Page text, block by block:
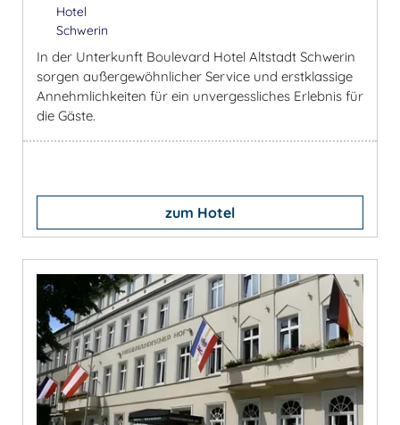
Hotel
Schwerin
In der Unterkunft Boulevard Hotel Altstadt Schwerin
sorgen außergewöhnlicher Service und erstklassige
Annehmlichkeiten für ein unvergessliches Erlebnis für
die Gäste.
zum Hotel